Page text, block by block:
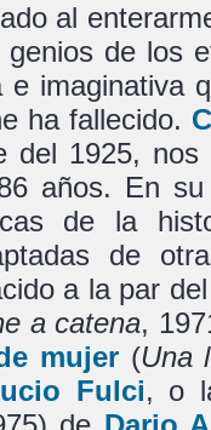
al
de los
e imaginativa
ha fallecido.
del 1925,
años. En su
de la
de
a la par
a catena,
mujer(Una
Fulci, o